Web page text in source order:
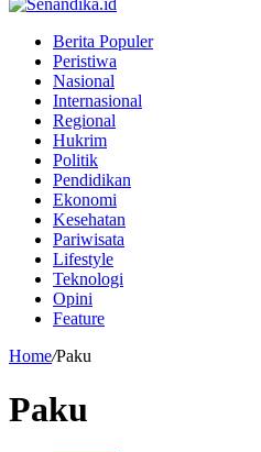
Berita Populer
Peristiwa
Nasional
Internasional
Regional
Hukrim
Politik
Pendidikan
Ekonomi
Kesehatan
Pariwisata
Lifestyle
Teknologi
Opini
Feature
Home/Paku
Paku